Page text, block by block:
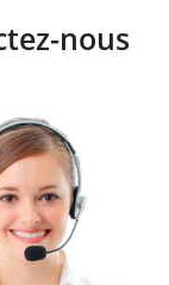
nous